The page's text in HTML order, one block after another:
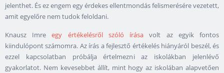
jelenthet. És ez engem egy érdekes ellentmondás felismerésére vezetett,
amit egyelőre nem tudok feloldani.
Knausz Imreegy értékelésről szóló írása volt az egyik fontos
kiindulópont számomra. Az írás a fejlesztő értékelés hiányáról beszél, és
ezzel kapcsolatban próbálja értelmezni az iskolákban jelenlévő
gyakorlatot. Nem kevesebbet állít, mint hogy az iskolában alapvetően